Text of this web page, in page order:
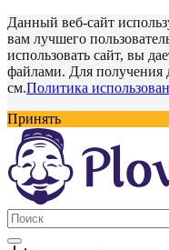
Данный веб-сайт
вам лучшего
использовать сайт, вы
файлами. Для получения
см.Политика
Принять